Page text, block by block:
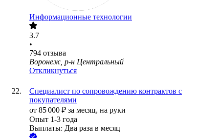
Информационные технологии
3.7
•
794 отзыва
Воронеж, р-н Центральный
Откликнуться
Специалист по сопровождению контрактов с
покупателями
от 85 000 ₽ за месяц, на руки
Опыт 1-3 года
Выплаты: Два раза в месяц